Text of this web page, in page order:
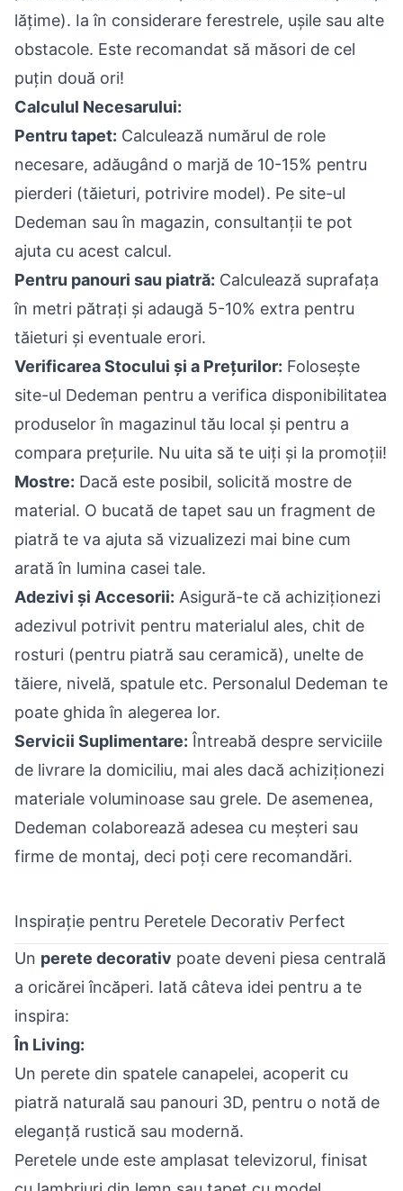
lățime). Ia în considerare ferestrele, ușile sau alte
obstacole. Este recomandat să măsori de cel
puțin două ori!
Calculul Necesarului:
Pentru tapet: Calculează numărul de role
necesare, adăugând o marjă de 10-15% pentru
pierderi (tăieturi, potrivire model). Pe site-ul
Dedeman sau în magazin, consultanții te pot
ajuta cu acest calcul.
Pentru panouri sau piatră: Calculează suprafața
în metri pătrați și adaugă 5-10% extra pentru
tăieturi și eventuale erori.
Verificarea Stocului și a Prețurilor: Folosește
site-ul Dedeman pentru a verifica disponibilitatea
produselor în magazinul tău local și pentru a
compara prețurile. Nu uita să te uiți și la promoții!
Mostre: Dacă este posibil, solicită mostre de
material. O bucată de tapet sau un fragment de
piatră te va ajuta să vizualizezi mai bine cum
arată în lumina casei tale.
Adezivi și Accesorii: Asigură-te că achiziționezi
adezivul potrivit pentru materialul ales, chit de
rosturi (pentru piatră sau ceramică), unelte de
tăiere, nivelă, spatule etc. Personalul Dedeman te
poate ghida în alegerea lor.
Servicii Suplimentare: Întreabă despre serviciile
de livrare la domiciliu, mai ales dacă achiziționezi
materiale voluminoase sau grele. De asemenea,
Dedeman colaborează adesea cu meșteri sau
firme de montaj, deci poți cere recomandări.
Inspirație pentru Peretele Decorativ Perfect
Un perete decorativ poate deveni piesa centrală
a oricărei încăperi. Iată câteva idei pentru a te
inspira:
În Living:
Un perete din spatele canapelei, acoperit cu
piatră naturală sau panouri 3D, pentru o notă de
eleganță rustică sau modernă.
Peretele unde este amplasat televizorul, finisat